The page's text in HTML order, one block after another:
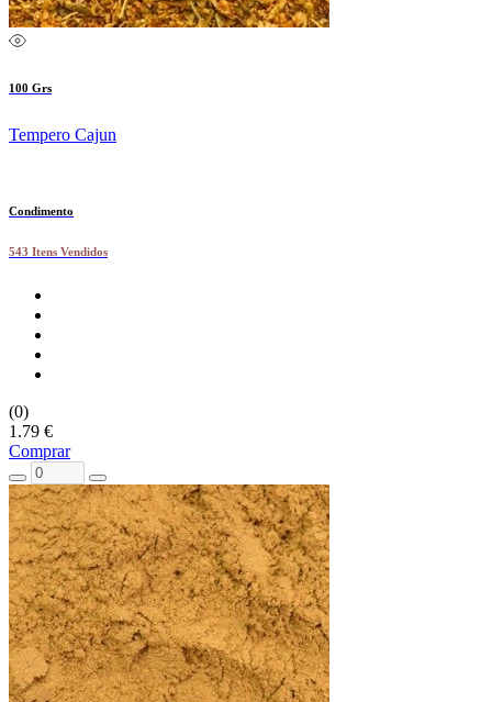
100 Grs
Tempero Cajun
Condimento
543 Itens Vendidos
(0)
1.79 €
Comprar